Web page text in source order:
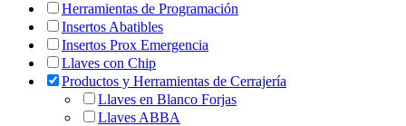
Herramientas de Programación
Insertos Abatibles
Insertos Prox Emergencia
Llaves con Chip
Productos y Herramientas de Cerrajería
Llaves en Blanco Forjas
Llaves ABBA